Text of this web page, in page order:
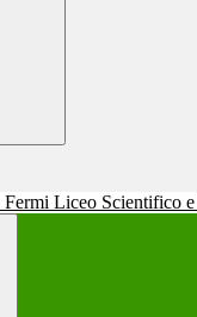
Liceo Scientifico